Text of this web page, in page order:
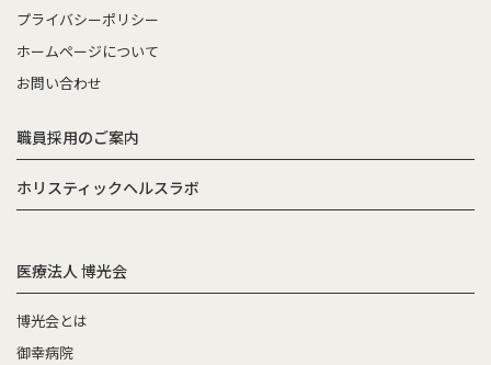
プライバシーポリシー
ホームページについて
お問い合わせ
職員採用のご案内
ホリスティックヘルスラボ
医療法人 博光会
博光会とは
御幸病院